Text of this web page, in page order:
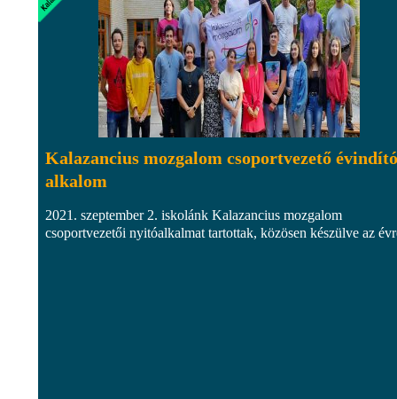
Kalazancius mozgalom csoportvezető évindító
alkalom
2021. szeptember 2. iskolánk Kalazancius mozgalom
csoportvezetői nyitóalkalmat tartottak, közösen készülve az